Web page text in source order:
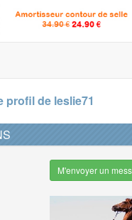
profil de leslie71
M'envoyer un